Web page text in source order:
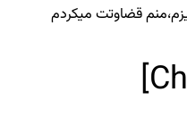
قضاوتت میکردم